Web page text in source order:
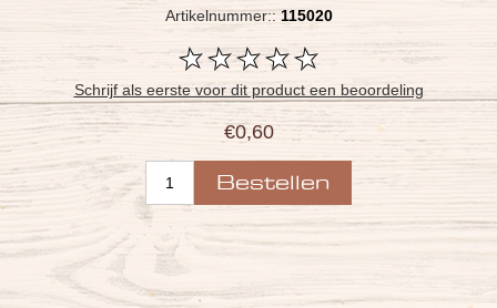
Artikelnummer:: 115020
Schrijf als eerste voor dit product een beoordeling
€0,60